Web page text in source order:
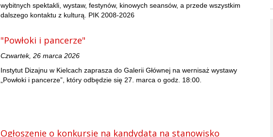
wybitnych spektakli, wystaw, festynów, kinowych seansów, a przede wszystkim
dalszego kontaktu z kulturą. PIK 2008-2026
"Powłoki i pancerze"
Czwartek, 26 marca 2026
Instytut Dizajnu w Kielcach zaprasza do Galerii Głównej na wernisaż wystawy
„Powłoki i pancerze”, który odbędzie się 27. marca o godz. 18:00.
Ogłoszenie o konkursie na kandydata na stanowisko